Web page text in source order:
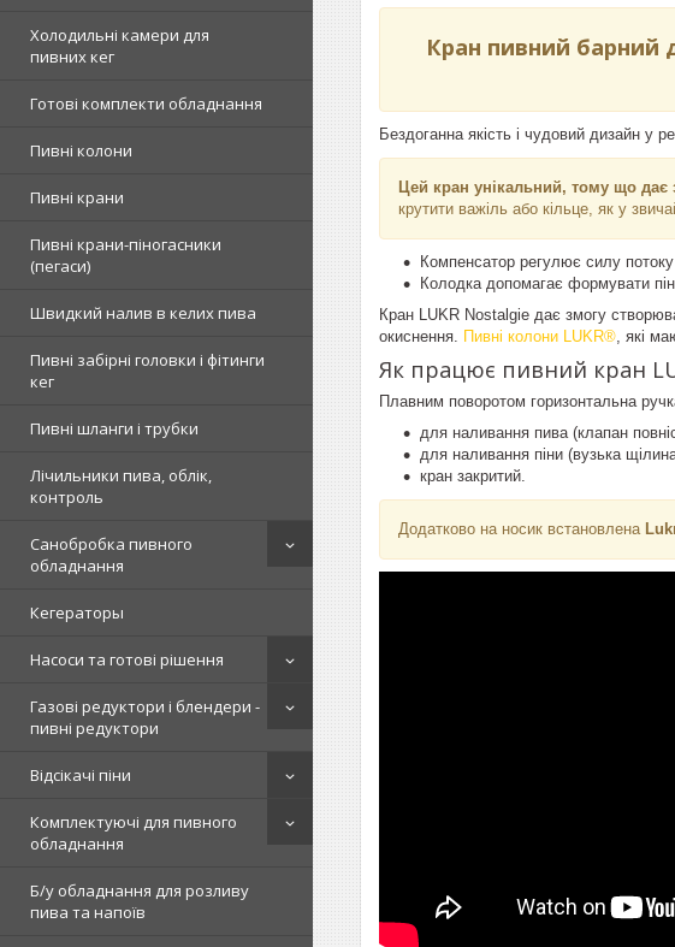
Холодильні камери для
пивних кег
Готові комплекти обладнання
Пивні колони
Пивні крани
Пивні крани-піногасники
(пегаси)
Швидкий налив в келих пива
Пивні забірні головки і фітинги
кег
Пивні шланги і трубки
Лічильники пива, облік,
контроль
Санобробка пивного
обладнання
Кегераторы
Насоси та готові рішення
Газові редуктори і блендери -
пивні редуктори
Відсікачі піни
Комплектуючі для пивного
обладнання
Б/у обладнання для розливу
пива та напоїв
Кран пивний барний
Бездоганна якість і чудовий дизайн у
Цей кран унікальний, тому що дає
крутити важіль або кільце, як у
Компенсатор регулює силу потоку
Колодка допомагає формувати
Кран LUKR Nostalgie дає змогу
окиснення. Пивні колони LUKR® , які
Як працює пивний кран
Плавним поворотом горизонтальна
для наливання пива (клапан
для наливання піни (вузька
кран закритий.
Додатково на носик встановлена